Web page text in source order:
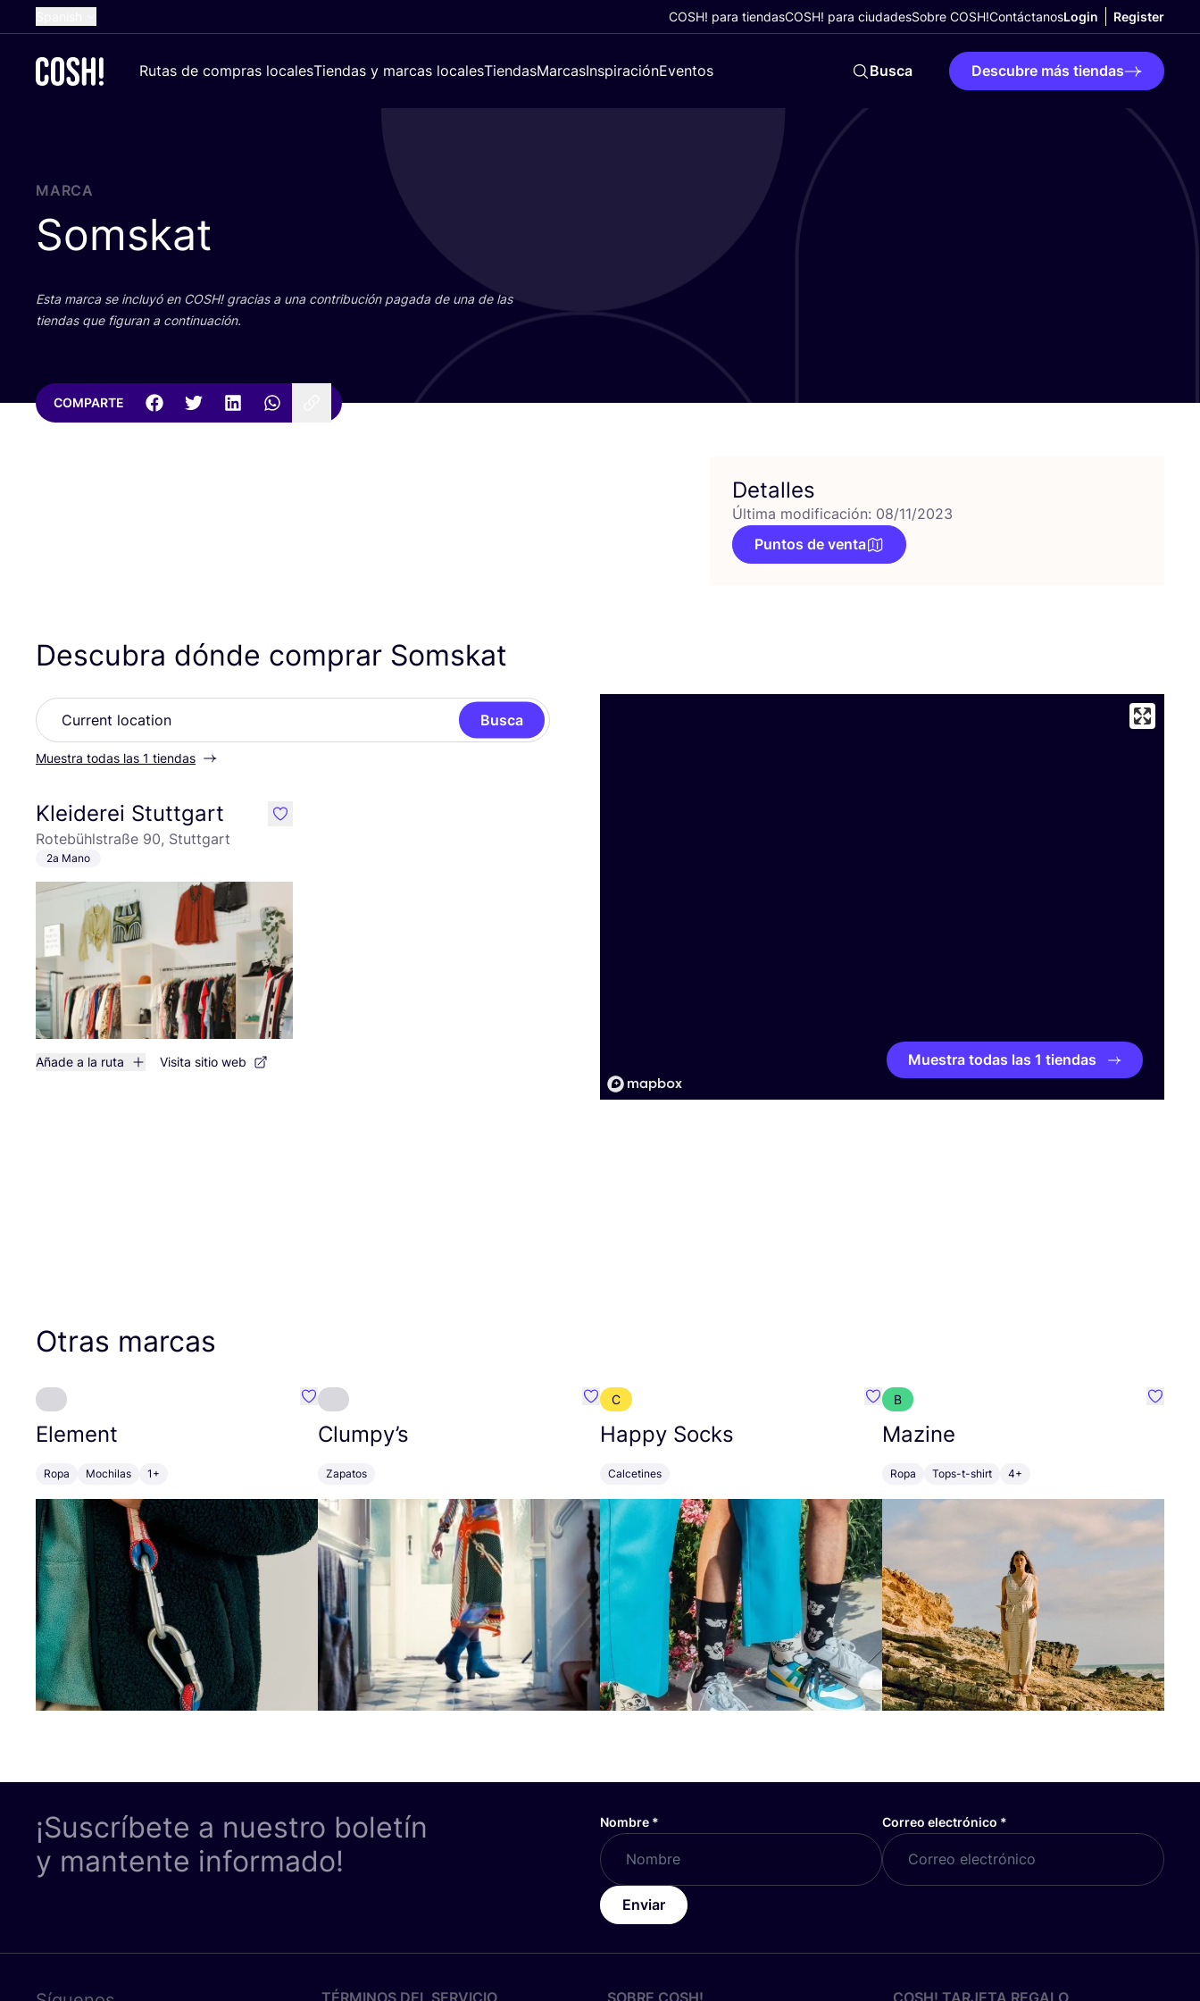
Dutch
Croatian
COSH! para tiendasCOSH! para ciudadesSobre COSH!ContáctanosLogin Register
Rutas de compras localesTiendas y marcas localesTiendasMarcasInspiraciónEventos Busca Descubre más tiendas
MARCA
Somskat
Esta mar­ca se inclu­yó en COSH! gra­cias a una con­tri­bu­ción paga­da de una de las
tien­das que figu­ran a continuación.
COMPARTE
Detalles
Última modificación: 08/11/2023
Puntos de venta
Descubra dónde comprar Somskat
Busca
Muestra todas las 1 tiendas
Kleiderei Stuttgart
Rotebühlstraße 90, Stuttgart
2a Mano
Añade a la ruta Visita sitio web
like
Muestra todas las 1 tiendas
Otras marcas
Element
Ropa Mochilas 1+
Favoritos {nombre}
Clumpy’s
Zapatos
Favoritos {nombre}
C
Happy Socks
Calcetines
Favoritos {nombre}
B
Mazine
Ropa Tops-t-shirt 4+
¡Suscríbete a nuestro boletín
y mantente informado!
Nombre * Correo electrónico *
Enviar
TÉRMINOS DEL SERVICIO SOBRE COSH! COSH! TARJETA REGALO